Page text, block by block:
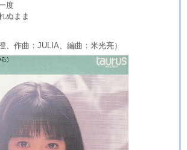
度
ぬまま
、作曲：JULIA、編曲：米光亮）